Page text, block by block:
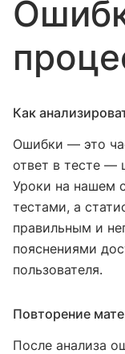
Как
Ошибки — это
ответ в тесте —
Уроки на нашем
тестами, а
правильным и
пояснениями
пользователя.
Повторение
После анализа